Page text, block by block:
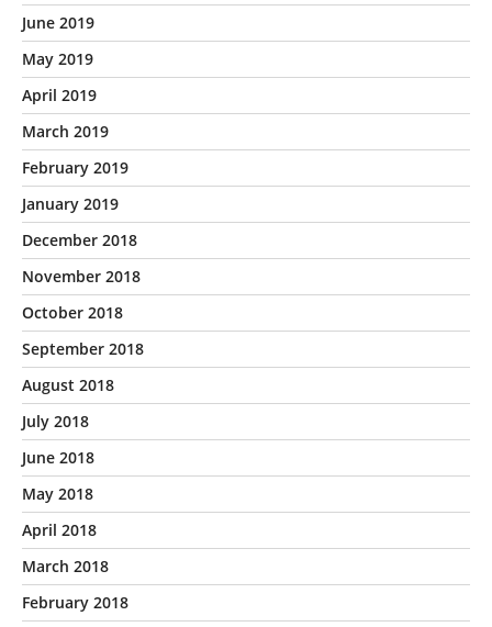
June 2019
May 2019
April 2019
March 2019
February 2019
January 2019
December 2018
November 2018
October 2018
September 2018
August 2018
July 2018
June 2018
May 2018
April 2018
March 2018
February 2018